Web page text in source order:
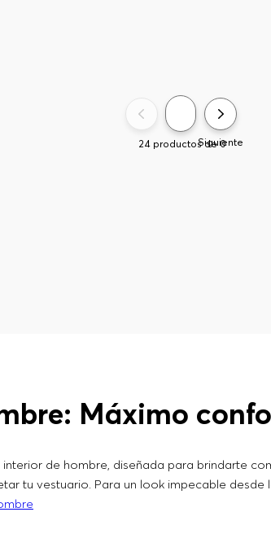
Siguiente
24 productos de0
Máximo
de hombre, diseñada para brindarte
tu vestuario. Para un look impecable